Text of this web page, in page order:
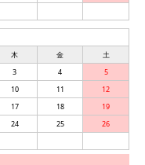
木 金
土
3 4
5
10 11
12
17 18
19
24 25
26